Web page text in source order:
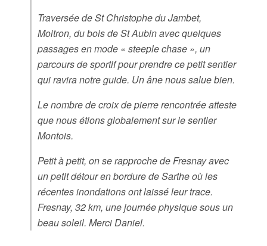
Traversée de St Christophe du Jambet,
Moitron, du bois de St Aubin avec quelques
passages en mode « steeple chase », un
parcours de sportif pour prendre ce petit sentier
qui ravira notre guide. Un âne nous salue bien.
Le nombre de croix de pierre rencontrée atteste
que nous étions globalement sur le sentier
Montois.
Petit à petit, on se rapproche de Fresnay avec
un petit détour en bordure de Sarthe où les
récentes inondations ont laissé leur trace.
Fresnay, 32 km, une journée physique sous un
beau soleil. Merci Daniel.